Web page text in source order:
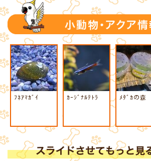
ﾌﾈｱﾏｶﾞｲ ｶｰｼﾞﾅﾙﾃﾄﾗ ﾒﾀﾞｶの森